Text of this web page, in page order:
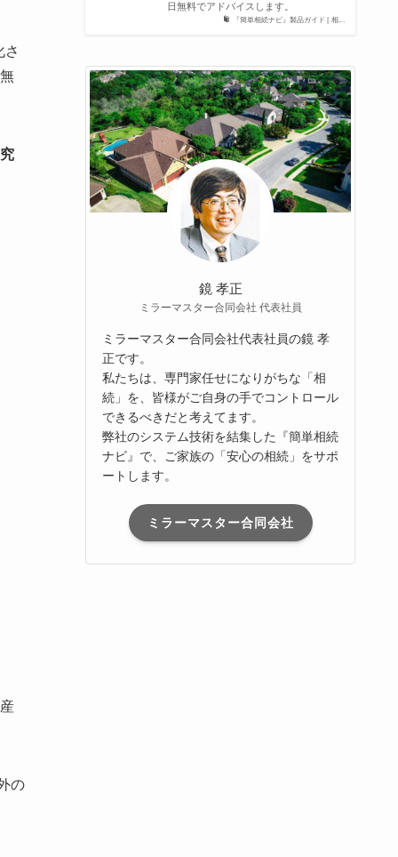
さ
究
の
『簡単相続ナビ』製品ガイド | 相...
日無料でアドバイスします。
鏡 孝正
ミラーマスター合同会社 代表社員
ミラーマスター合同会社代表社員の鏡 孝
正です。
私たちは、専門家任せになりがちな「相
続」を、皆様がご自身の手でコントロール
できるべきだと考えてます。
弊社のシステム技術を結集した『簡単相続
ナビ』で、ご家族の「安心の相続」をサポ
ートします。
ミラーマスター合同会社